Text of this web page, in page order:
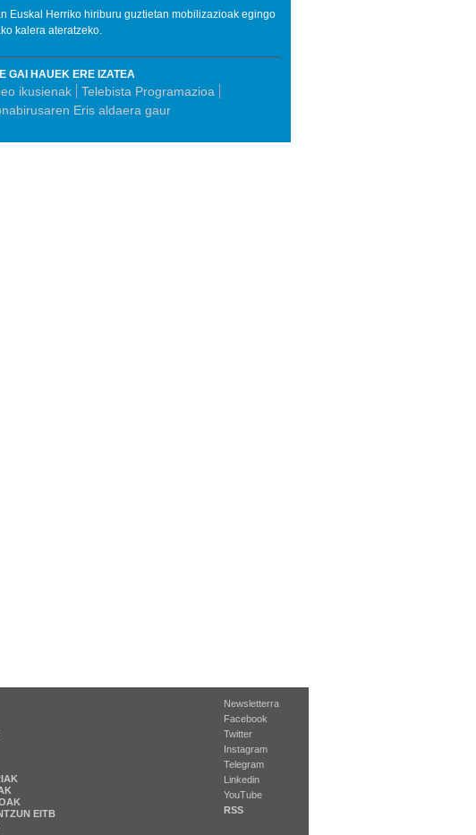
Euskal Herriko hiriburu guztietan mobilizazioak egingo
kalera ateratzeko.
GAI HAUEK ERE IZATEA
ikusienak
Telebista Programazioa
Eris aldaera gaur
EITB
Newsletterra
Facebook
Twitter
Instagram
Telegram
Linkedin
YouTube
RSS